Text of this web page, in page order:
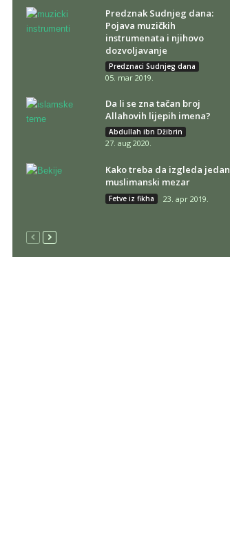
Predznak Sudnjeg dana:
Pojava muzičkih
instrumenata i njihovo
dozvoljavanje
Predznaci Sudnjeg dana
05. mar 2019.
Da li se zna tačan broj
Allahovih lijepih imena?
Abdullah ibn Džibrin
27. aug 2020.
Kako treba da izgleda jedan
muslimanski mezar
Fetve iz fikha 23. apr 2019.